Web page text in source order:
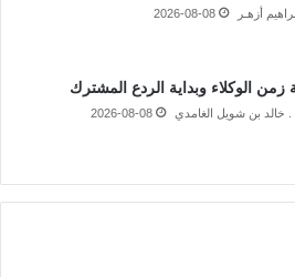
أزهـر 2026-08-08
زمن الوكلاء وبداية الردع المشترك
. خالد بن شويل الغامدي 2026-08-08